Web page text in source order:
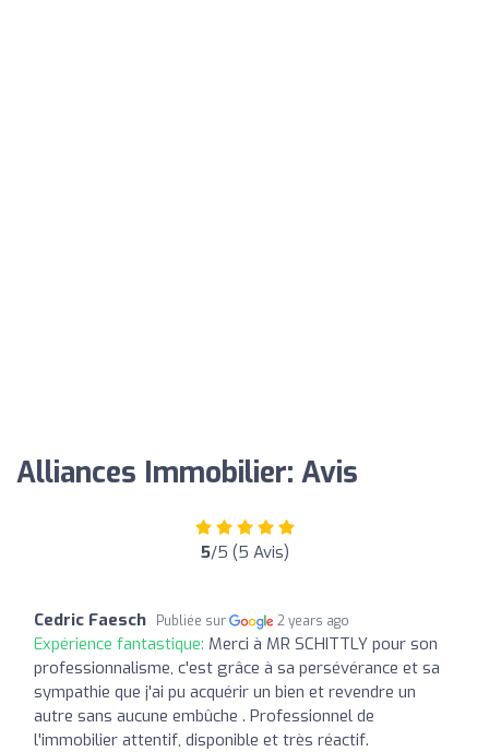
Alliances Immobilier: Avis
5/5 (5 Avis)
Cedric Faesch Publiée sur 2 years ago
Expérience fantastique: Merci à MR SCHITTLY pour son
professionnalisme, c'est grâce à sa persévérance et sa
sympathie que j'ai pu acquérir un bien et revendre un
autre sans aucune embûche . Professionnel de
l'immobilier attentif, disponible et très réactif.